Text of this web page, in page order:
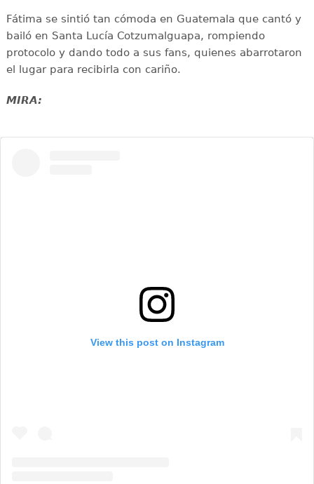
Fátima se sintió tan cómoda en Guatemala que cantó y
bailó en Santa Lucía Cotzumalguapa, rompiendo
protocolo y dando todo a sus fans, quienes abarrotaron
el lugar para recibirla con cariño.
MIRA:
View this post on Instagram